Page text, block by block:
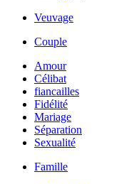
Veuvage
Couple
Amour
Célibat
fiancailles
Fidélité
Mariage
Séparation
Sexualité
Famille